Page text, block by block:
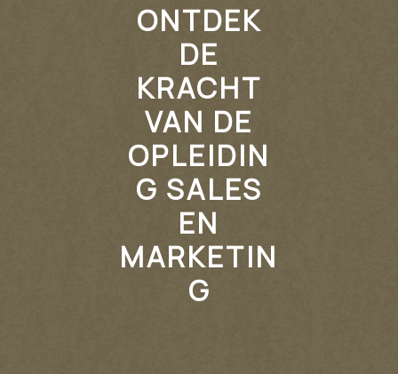
ONTDEK
DE
KRACHT
VAN DE
OPLEIDIN
G SALES
EN
MARKETIN
G